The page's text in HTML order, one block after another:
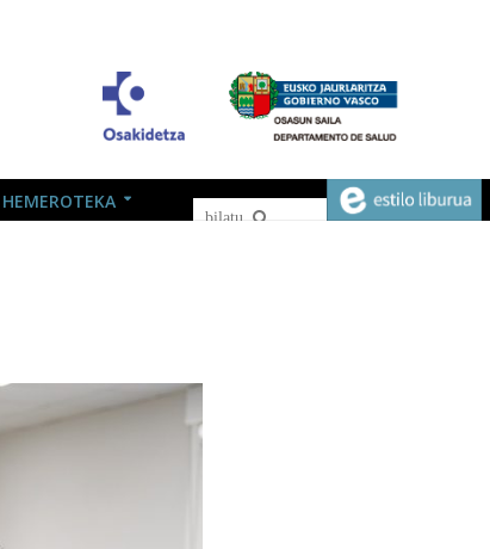
HEMEROTEKA